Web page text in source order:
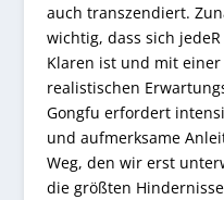
auch transzendiert.
wichtig, dass sich
Klaren ist und mit
realistischen
Gongfu erfordert
und aufmerksame
Weg, den wir erst
die größten